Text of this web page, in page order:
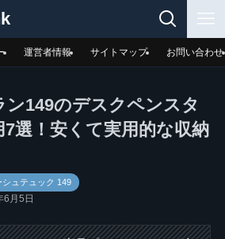
運営者情報 サイトマップ お問い合わせ
ン149のデスクペンスタ
7選！安くて実用的な収納
ュテュック 149
6月5日